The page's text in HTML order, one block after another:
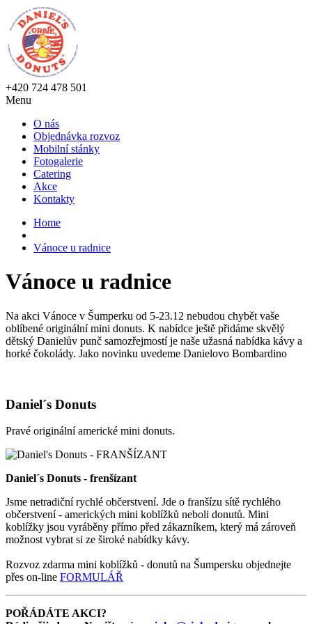
+420 724 478 501
Menu
O nás
Objednávka rozvoz
Mobilní stánky
Fotogalerie
Catering
Akce
Kontakty
Home
Vánoce u radnice
Vánoce u radnice
Na akci Vánoce v Šumperku od 5-23.12 nebudou chybět vaše
oblíbené originální mini donuts. K nabídce ještě přidáme skvělý
dětský Danielův punč samozřejmostí je naše užasná nabídka kávy a
horké čokolády. Jako novinku uvedeme Danielovo Bombardino
Daniel´s Donuts
Pravé originální americké mini donuts.
Daniel´s Donuts - frenšízant
Jsme netradiční rychlé občerstvení. Jde o franšízu sítě rychlého
občerstvení - amerických mini koblížků neboli donutů. Mini
koblížky jsou vyráběny přímo před zákazníkem, který má zároveň
možnost vybrat si ze široké nabídky kávy.
Rozvoz zdarma mini koblížků - donutů na Šumpersku objednejte
přes on-line FORMULÁŘ
POŘÁDÁTE AKCI?